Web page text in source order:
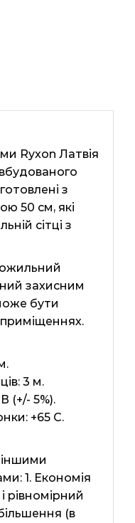
Ryxon Латвія
з
50 см, які
сітці з
захисним
бути
3 м.
(+/- 5%).
+65 С.
1. Економія
рівномірний
(в